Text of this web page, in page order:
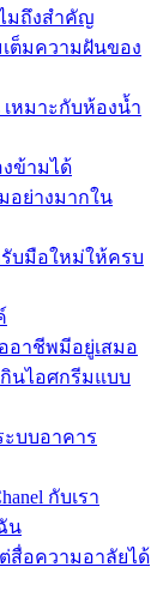
ไมถึงสำคัญ
ต็มความฝันของ
หมาะกับห้องน้ำ
ข้ามได้
อย่างมากใน
บมือใหม่ให้ครบ
อาชีพมีอยู่เสมอ
นไอศกรีมแบบ
บบอาคาร
กับเรา
น
สื่อความอาลัยได้